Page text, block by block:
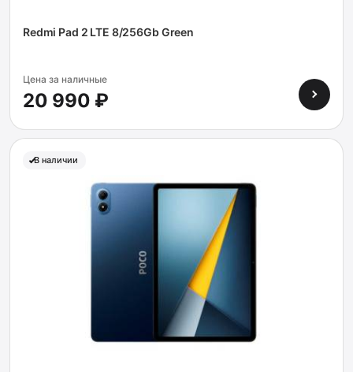
Redmi Pad 2 LTE 8/256Gb Green
Цена за наличные
20 990 ₽
В наличии